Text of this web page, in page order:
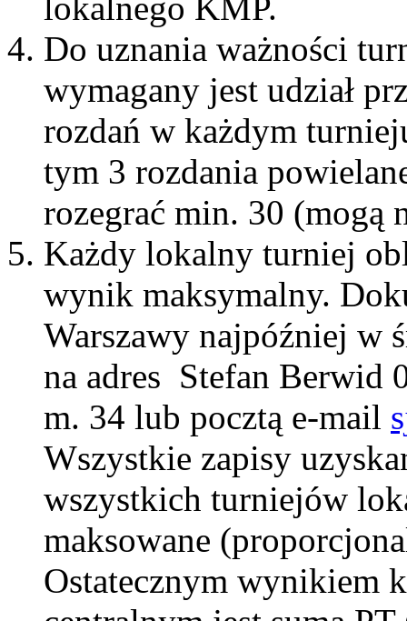
lokalnego KMP.
Do uznania ważności
wymagany jest udział
rozdań w każdym
tym 3 rozdania
rozegrać min. 30 (mogą
Każdy lokalny turniej
wynik maksymalny.
Warszawy najpóźniej w
na adres Stefan Berwid
m. 34 lub pocztą e-mail
Wszystkie zapisy
wszystkich turniejów
maksowane
Ostatecznym wynikiem